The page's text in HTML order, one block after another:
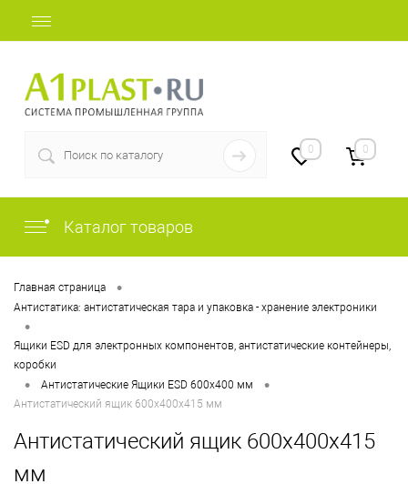
0 0
Каталог товаров
Главная страница •
Антистатика: антистатическая тара и упаковка - хранение электроники
•
Ящики ESD для электронных компонентов, антистатические контейнеры,
коробки
• Антистатические Ящики ESD 600х400 мм •
Антистатический ящик 600х400х415 мм
Антистатический ящик 600х400х415
мм